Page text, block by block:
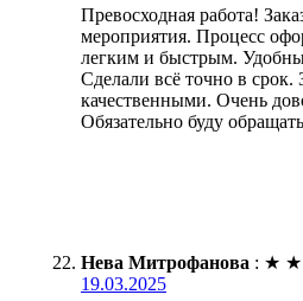
Превосходная работа!
мероприятия. Процесс
легким и быстрым.
Сделали всё точно в
качественными. Очень
Обязательно буду
Нева Митрофанова : ★ ★
19.03.2025